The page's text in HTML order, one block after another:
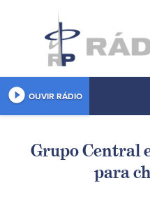
play_circle_filled OUVIR RÁDIO
Grupo Central
para